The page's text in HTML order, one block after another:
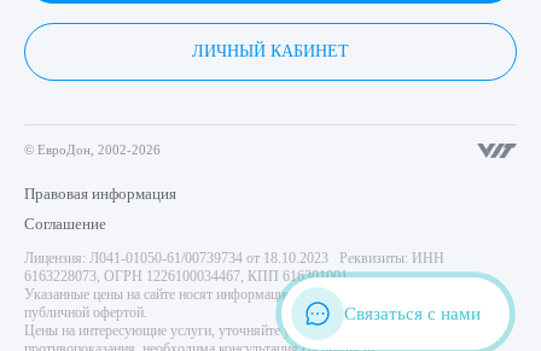
ЛИЧНЫЙ КАБИНЕТ
© ЕвроДон, 2002-2026
Правовая информация
Соглашение
Лицензия: Л041-01050-61/00739734 от 18.10.2023 Реквизиты: ИНН
6163228073, ОГРН 1226100034467, КПП 616301001
Указанные цены на сайте носят информационный характер и не являются
публичной офертой.
Цены на интересующие услуги, уточняйте у администратора центра. Имеются
Связаться с нами